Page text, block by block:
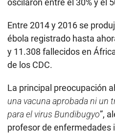
oscilaron entre el 30% y el
Entre 2014 y 2016 se
ébola registrado hasta
y 11.308 fallecidos en
de los CDC.
La principal preocupación
una vacuna aprobada ni un
para el virus Bundibugyo”,
profesor de enfermedades